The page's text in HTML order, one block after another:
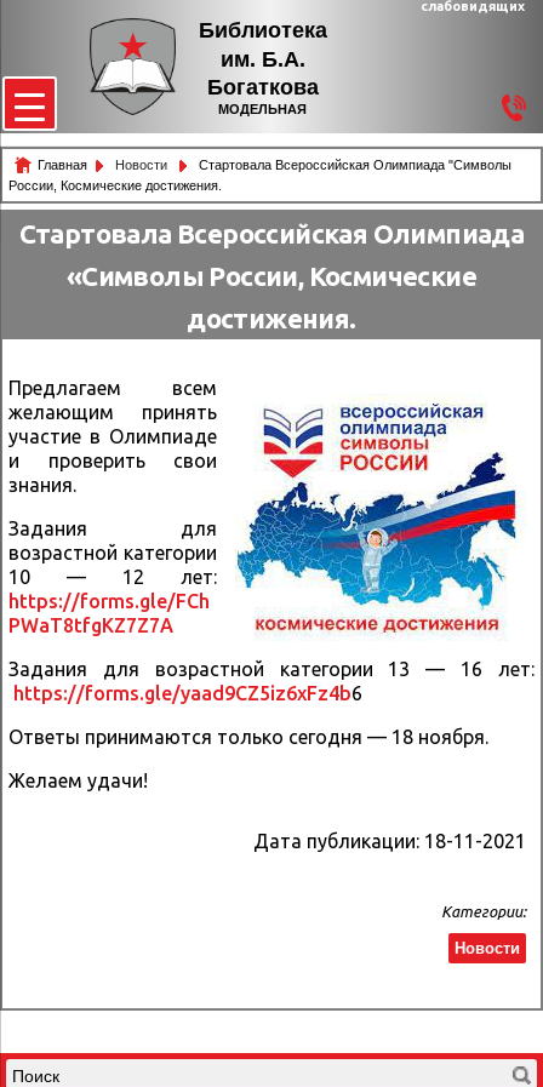
Библиотека
им. Б.А.
Богаткова
МОДЕЛЬНАЯ
слабовидящих
Главная Новости
Стартовала Всероссийская Олимпиада "Символы
России, Космические достижения.
Стартовала Всероссийская Олимпиада
«Символы России, Космические
достижения.
Предлагаем всем
желающим принять
участие в Олимпиаде
и проверить свои
знания.
Задания для
возрастной категории
10 — 12 лет:
https://forms.gle/FCh
PWaT8tfgKZ7Z7A
Задания для возрастной категории 13 — 16 лет:
https://forms.gle/yaad9CZ5iz6xFz4b6
Ответы принимаются только сегодня — 18 ноября.
Желаем удачи!
Дата публикации: 18-11-2021
Категории:
Новости